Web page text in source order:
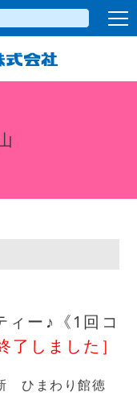
ー♪《1回コ
了しました］
ひまわり館徳